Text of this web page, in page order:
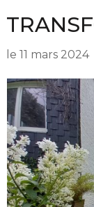
le 11 mars 2024